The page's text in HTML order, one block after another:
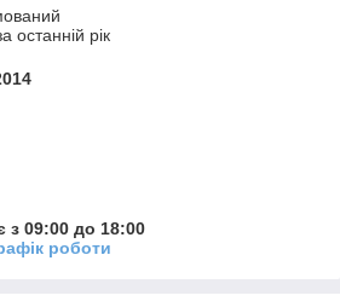
останній рік
з 09:00 до 18:00
роботи